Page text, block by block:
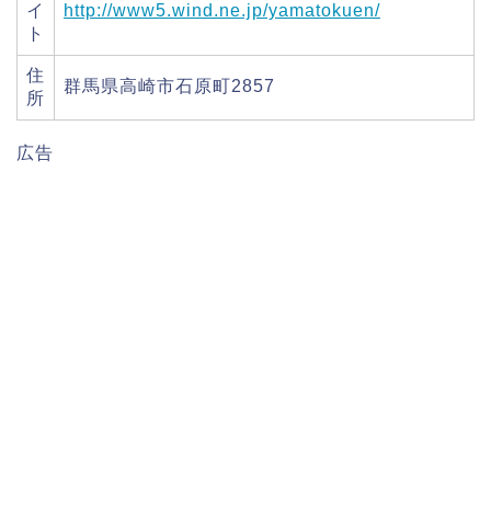
イ
ト
http://www5.wind.ne.jp/yamatokuen/
住
所
群馬県高崎市石原町2857
広告